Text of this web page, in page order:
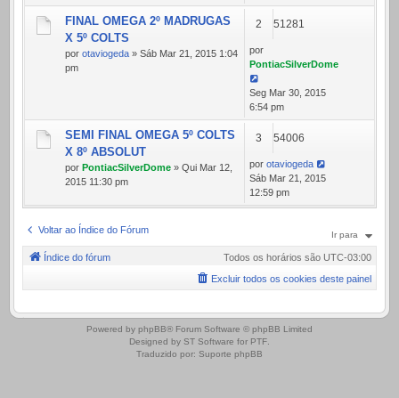
FINAL OMEGA 2º MADRUGAS
X 5º COLTS
por otaviogeda » Sáb Mar 21, 2015 1:04
pm
2 51281
por
PontiacSilverDome
Seg Mar 30, 2015
6:54 pm
SEMI FINAL OMEGA 5º COLTS
X 8º ABSOLUT
por PontiacSilverDome » Qui Mar 12,
2015 11:30 pm
3 54006
por otaviogeda
Sáb Mar 21, 2015
12:59 pm
Voltar ao Índice do Fórum Ir para
Índice do fórum Todos os horários são UTC-03:00
Excluir todos os cookies deste painel
.
Powered by phpBB® Forum Software © phpBB Limited
Designed by ST Software for PTF
Traduzido por: Suporte phpBB